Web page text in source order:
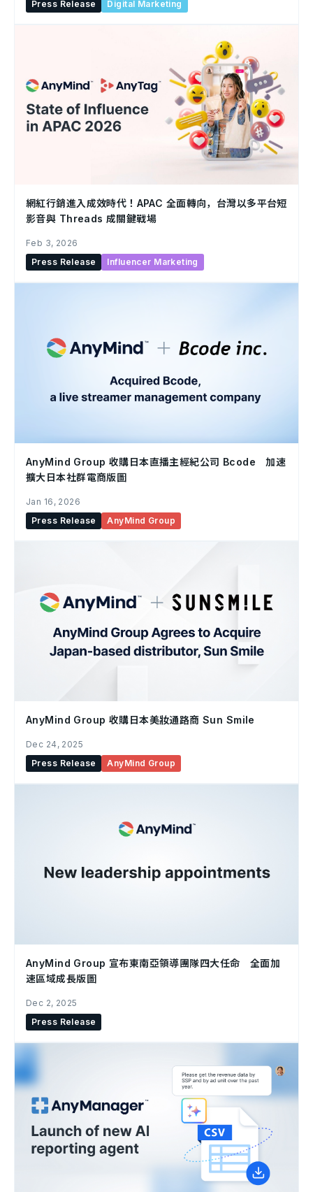
Press Release Digital Marketing
網紅行銷進入成效時代！APAC 全面轉向，台灣以多平台短
影音與 Threads 成關鍵戰場
Feb 3, 2026
Press Release
Influencer Marketing
AnyMind Group 收購日本直播主經紀公司 Bcode 加速
擴大日本社群電商版圖
Jan 16, 2026
Press Release
AnyMind Group
AnyMind Group 收購日本美妝通路商 Sun Smile
Dec 24, 2025
Press Release
AnyMind Group
AnyMind Group 宣布東南亞領導團隊四大任命 全面加
速區域成長版圖
Dec 2, 2025
Press Release